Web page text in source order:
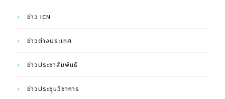
ข่าว ICN
ข่าวต่างประเทศ
ข่าวประชาสัมพันธ์
ข่าวประชุมวิชาการ